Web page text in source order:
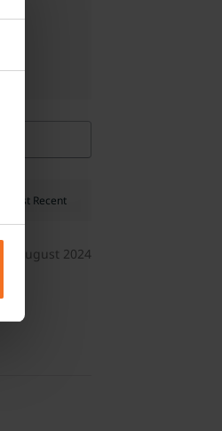
6. august 2024